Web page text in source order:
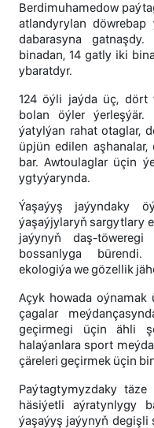
Berdimuhamedow
atlandyrylan
dabarasyna
binadan, 14 gatly iki
ybaratdyr.
124 öýli jaýda üç, dört
bolan öýler
ýatylýan rahat otaglar,
üpjün edilen
bar. Awtoulaglar üçin
ygtyýarynda.
Ýaşaýyş jaýyndaky
ýaşaýjylaryň sargytlary
jaýynyň daş-
bossanlyga
ekologiýa we gözellik
Açyk howada
çagalar
geçirmegi üçin ähli
halaýanlara sport
çäreleri geçirmek üçin
Paýtagtymyzdaky
häsiýetli aýratynlygy
ýaşaýyş jaýynyň degişli